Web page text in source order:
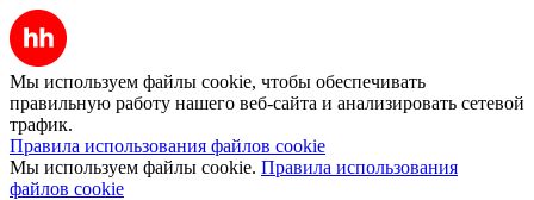
Мы используем файлы cookie, чтобы обеспечивать
правильную работу нашего веб-сайта и анализировать сетевой
трафик.
Правила использования файлов cookie
Мы используем файлы cookie. Правила использования
файлов cookie